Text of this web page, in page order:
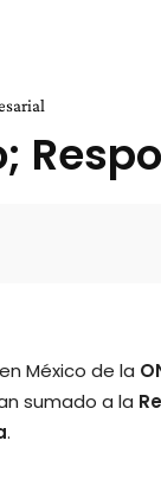
México de la
sumado a la
.